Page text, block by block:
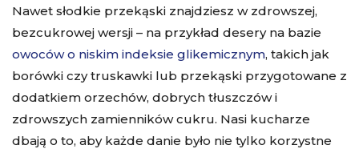
Nawet słodkie przekąski znajdziesz w zdrowszej,
bezcukrowej wersji – na przykład desery na bazie
owoców o niskim indeksie glikemicznym, takich jak
borówki czy truskawki lub przekąski przygotowane z
dodatkiem orzechów, dobrych tłuszczów i
zdrowszych zamienników cukru. Nasi kucharze
dbają o to, aby każde danie było nie tylko korzystne